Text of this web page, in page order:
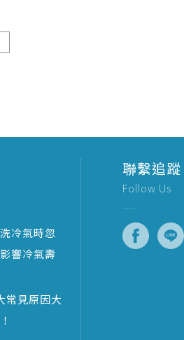
冷氣時忽
響冷氣壽
常見原因大
聯繫追蹤
Follow Us